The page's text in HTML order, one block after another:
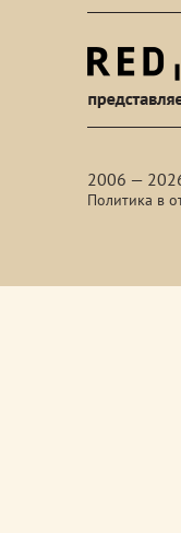
2006 —
Политика в